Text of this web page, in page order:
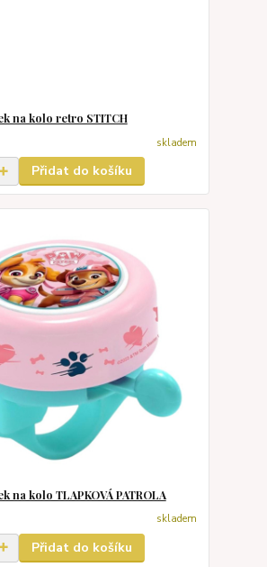
na kolo retro STITCH
skladem
Přidat do košíku
na kolo TLAPKOVÁ PATROLA
skladem
Přidat do košíku